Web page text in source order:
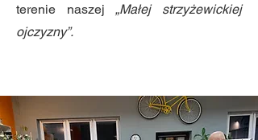
terenie naszej„Małej strzyżewickiej
ojczyzny”.